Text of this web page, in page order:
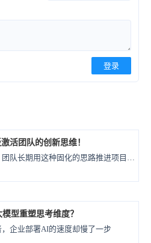
登录
活团队的创新思维！
就像羊群习惯了追随领头羊，团队长期用这种固化的思路推进项目，只会慢慢失去创造、发散的能力；但反过来，过于自由、无结构的思考，又会让会议或创意陷入各说各话、毫无结果的低效中。
型重塑思考维度？
企业部署AI的速度却慢了一步